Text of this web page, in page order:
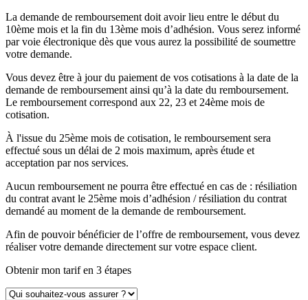
La demande de remboursement doit avoir lieu entre le début du
10ème mois et la fin du 13ème mois d’adhésion. Vous serez informé
par voie électronique dès que vous aurez la possibilité de soumettre
votre demande.
Vous devez être à jour du paiement de vos cotisations à la date de la
demande de remboursement ainsi qu’à la date du remboursement.
Le remboursement correspond aux 22, 23 et 24ème mois de
cotisation.
À l'issue du 25ème mois de cotisation, le remboursement sera
effectué sous un délai de 2 mois maximum, après étude et
acceptation par nos services.
Aucun remboursement ne pourra être effectué en cas de : résiliation
du contrat avant le 25ème mois d’adhésion / résiliation du contrat
demandé au moment de la demande de remboursement.
Afin de pouvoir bénéficier de l’offre de remboursement, vous devez
réaliser votre demande directement sur votre espace client.
Obtenir mon tarif en 3 étapes